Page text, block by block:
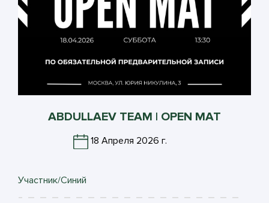
ABDULLAEV TEAM | OPEN MAT
18 Апреля 2026 г.
Участник/Синий